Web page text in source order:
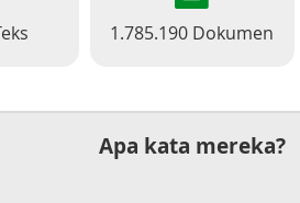
1.785.190 Dokumen
Apa kata mereka?